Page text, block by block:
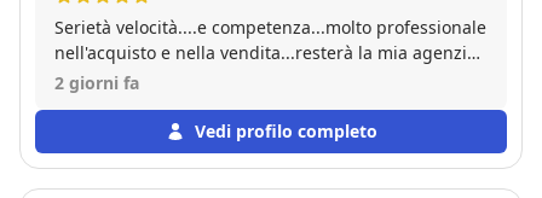
Serietà velocità....e competenza...molto professionale
nell'acquisto e nella vendita...resterà la mia agenzia
di fiducia
2 giorni fa
Vedi profilo completo